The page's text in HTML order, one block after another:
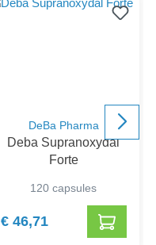
DeBa Pharma
Deba Supranoxydal
Forte
120 capsules
€ 46,71